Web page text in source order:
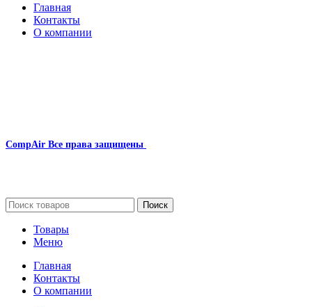
Главная
Контакты
О компании
CompAir Все права защищены
Поиск
Товары
Меню
Главная
Контакты
О компании